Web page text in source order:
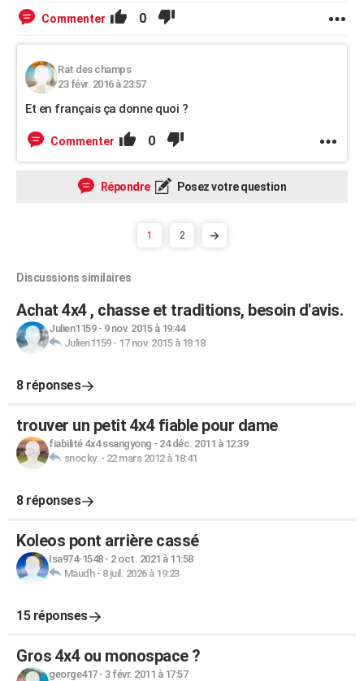
Commenter 0
Rat des champs
23 févr. 2016 à 23:57
Et en français ça donne quoi ?
Commenter 0
Répondre Posez votre question
1 2
Discussions similaires
Achat 4x4 , chasse et traditions, besoin d'avis.
Julien1159- 9 nov. 2015 à 19:44
Julien1159- 17 nov. 2015 à 18:18
8 réponses
trouver un petit 4x4 fiable pour dame
fiabilité 4x4 ssangyong - 24 déc. 2011 à 12:39
snocky. - 22 mars 2012 à 18:41
8 réponses
Koleos pont arrière cassé
Isa974-1548- 2 oct. 2021 à 11:58
Maudh- 8 juil. 2026 à 19:23
15 réponses
Gros 4x4 ou monospace ?
george417- 3 févr. 2011 à 17:57